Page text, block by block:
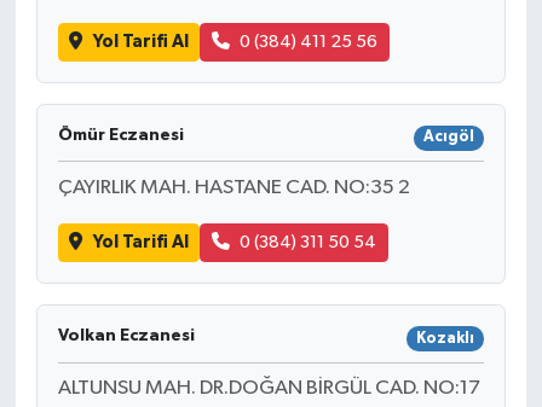
Yol Tarifi Al 0 (384) 411 25 56
Ömür Eczanesi Acıgöl
ÇAYIRLIK MAH. HASTANE CAD. NO:35 2
Yol Tarifi Al 0 (384) 311 50 54
Volkan Eczanesi Kozaklı
ALTUNSU MAH. DR.DOĞAN BİRGÜL CAD. NO:17